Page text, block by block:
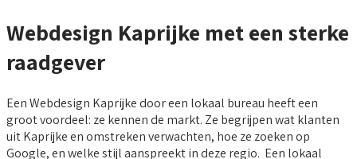
Webdesign Kaprijke met een sterke
raadgever
Een Webdesign Kaprijke door een lokaal bureau heeft een
groot voordeel: ze kennen de markt. Ze begrijpen wat klanten
uit Kaprijke en omstreken verwachten, hoe ze zoeken op
Google, en welke stijl aanspreekt in deze regio. Een lokaal